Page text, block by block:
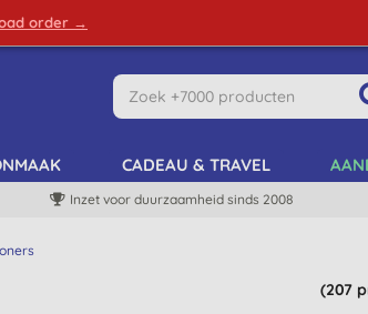
order →
CADEAU & TRAVEL
Inzet voor duurzaamheid sinds 2008
(207